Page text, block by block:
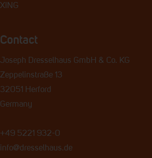
XING
Contact
Joseph Dresselhaus GmbH & Co. KG
Zeppelinstraße 13
32051 Herford
Germany
+49 5221 932-0
info@dresselhaus.de